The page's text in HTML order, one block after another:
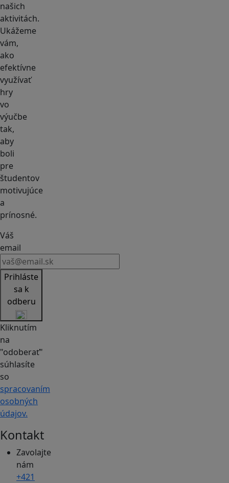
našich
aktivitách.
Ukážeme
vám,
ako
efektívne
využívať
hry
vo
výučbe
tak,
aby
boli
pre
študentov
motivujúce
a
prínosné.
Váš
email
Prihláste
sa k
odberu
Kliknutím
na
"odoberať"
súhlasíte
so
spracovaním
osobných
údajov.
Kontakt
Zavolajte
nám
+421